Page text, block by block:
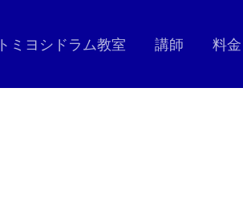
トミヨシドラム教室 講師 料金